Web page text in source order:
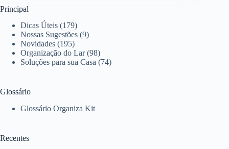
Principal
Dicas Úteis (179)
Nossas Sugestões (9)
Novidades (195)
Organização do Lar(98)
Soluções para sua Casa (74)
Glossário
Glossário Organiza Kit
Recentes